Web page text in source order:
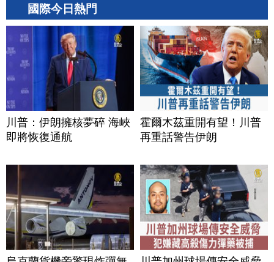
國際今日熱門
川普：伊朗擁核夢碎 海峽
即將恢復通航
霍爾木茲重開有望！川普
再重話警告伊朗